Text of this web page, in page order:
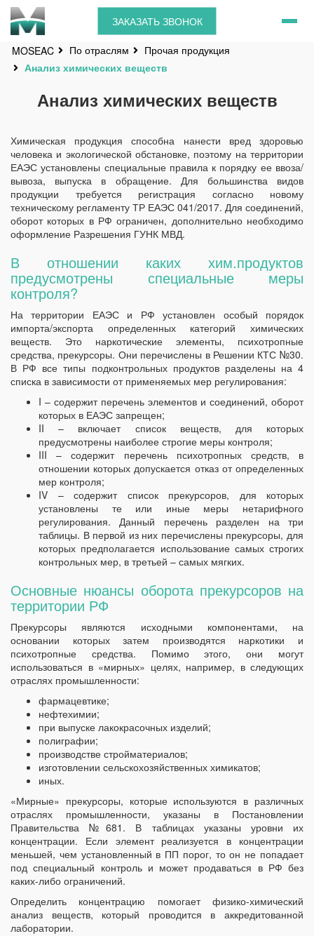
ЗАКАЗАТЬ ЗВОНОК
MOSEAC По отраслям
Прочая продукция
Анализ химических веществ
Анализ химических веществ
Химическая продукция способна нанести вред здоровью
человека и экологической обстановке, поэтому на территории
ЕАЭС установлены специальные правила к порядку ее ввоза/
вывоза, выпуска в обращение. Для большинства видов
продукции требуется регистрация согласно новому
техническому регламенту ТР ЕАЭС 041/2017. Для соединений,
оборот которых в РФ ограничен, дополнительно необходимо
оформление Разрешения ГУНК МВД.
В отношении каких хим.продуктов
предусмотрены специальные меры
контроля?
На территории ЕАЭС и РФ установлен особый порядок
импорта/экспорта определенных категорий химических
веществ. Это наркотические элементы, психотропные
средства, прекурсоры. Они перечислены в Решении КТС №30.
В РФ все типы подконтрольных продуктов разделены на 4
списка в зависимости от применяемых мер регулирования:
I – содержит перечень элементов и соединений, оборот
которых в ЕАЭС запрещен;
II – включает список веществ, для которых
предусмотрены наиболее строгие меры контроля;
III – содержит перечень психотропных средств, в
отношении которых допускается отказ от определенных
мер контроля;
IV – содержит список прекурсоров, для которых
установлены те или иные меры нетарифного
регулирования. Данный перечень разделен на три
таблицы. В первой из них перечислены прекурсоры, для
которых предполагается использование самых строгих
контрольных мер, в третьей – самых мягких.
Основные нюансы оборота прекурсоров на
территории РФ
Прекурсоры являются исходными компонентами, на
основании которых затем производятся наркотики и
психотропные средства. Помимо этого, они могут
использоваться в «мирных» целях, например, в следующих
отраслях промышленности:
фармацевтике;
нефтехимии;
при выпуске лакокрасочных изделий;
полиграфии;
производстве стройматериалов;
изготовлении сельскохозяйственных химикатов;
иных.
«Мирные» прекурсоры, которые используются в различных
отраслях промышленности, указаны в Постановлении
Правительства №681. В таблицах указаны уровни их
концентрации. Если элемент реализуется в концентрации
меньшей, чем установленный в ПП порог, то он не попадает
под специальный контроль и может продаваться в РФ без
каких-либо ограничений.
Определить концентрацию помогает физико-химический
анализ веществ, который проводится в аккредитованной
лаборатории.